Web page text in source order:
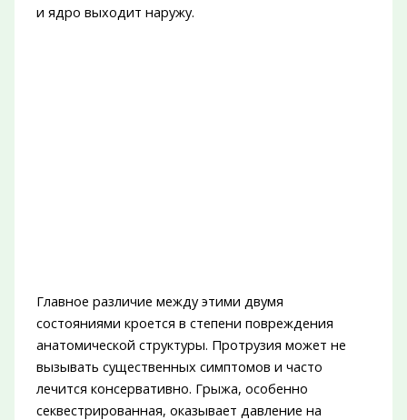
и ядро выходит наружу.
Главное различие между этими двумя
состояниями кроется в степени повреждения
анатомической структуры. Протрузия может не
вызывать существенных симптомов и часто
лечится консервативно. Грыжа, особенно
секвестрированная, оказывает давление на